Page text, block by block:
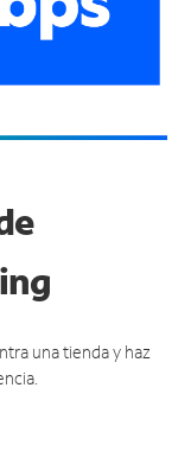
una tienda y haz